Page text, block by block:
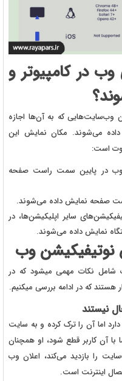
در کامپیوتر و
وب‌سایت‌هایی که به آن‌ها اجازه
داده می‌شوند. مکان نمایش این
است:
وب در پایین سمت راست صفحه
صفحه نمایش داده می‌شوند.
سایر اپلیکیشن‌ها، در
نوتیفیکیشن وب
شامل نکات مهمی میشود که در
هستند که در ادامه بررسی میکنیم.
نیستند
اما آن را ترک کرده و به سایت
با آن کاربر قطع شود، او همچنان
را بازدید می‌کند، اعلان وب
اینترنت است.